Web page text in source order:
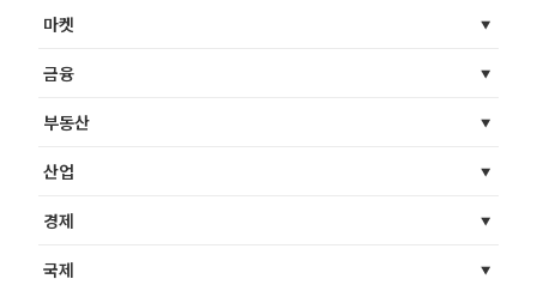
마켓
금융
부동산
산업
경제
국제